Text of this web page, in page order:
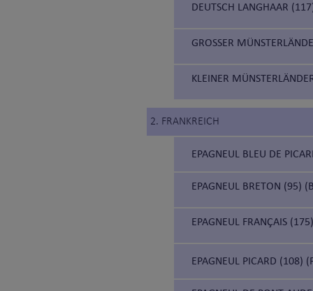
DEUTSCH LANGHAAR
GROSSER
KLEINER
2. FRANKREICH
EPAGNEUL BLEU DE
EPAGNEUL BRETON (95)
EPAGNEUL FRANÇAIS
EPAGNEUL PICARD (108)